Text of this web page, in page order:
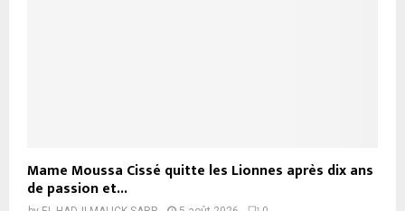
Mame Moussa Cissé quitte les Lionnes après dix ans
de passion et...